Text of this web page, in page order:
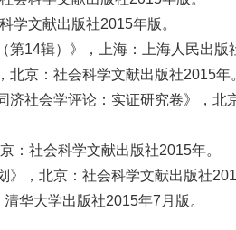
学文献出版社2015年版。
14辑）》，上海：上海人民出版
京：社会科学文献出版社2015年
社会学评论：实证研究卷》，北
：社会科学文献出版社2015年。
，北京：社会科学文献出版社
华大学出版社2015年7月版。